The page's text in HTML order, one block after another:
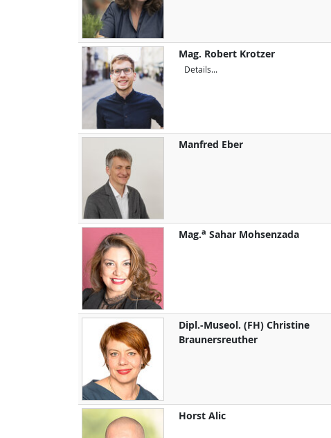
Mag. Robert Krotzer
Details...
Manfred Eber
Mag.a Sahar Mohsenzada
Dipl.-Museol. (FH) Christine
Braunersreuther
Horst Alic